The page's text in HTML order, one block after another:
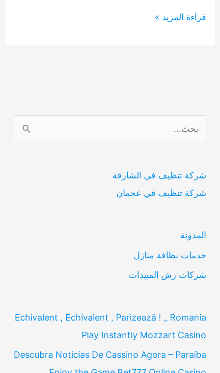
شركة
قراءة المزيد »
ل
ح
ث
ن
شركة تنظيف في الشارقة
شركة تنظيف في عجمان
المدونة
خدمات نظافة منازل
شركات رش المبيدات
Echivalent , Echivalent , Parizează ! _ Romania
Play Instantly Mozzart Casino
Descubra Notícias De Cassino Agora – Paraíba